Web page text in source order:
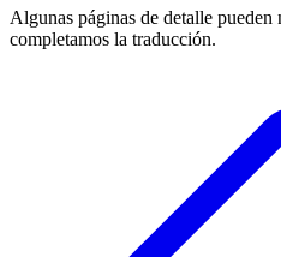
Algunas páginas de detalle pueden
completamos la traducción.